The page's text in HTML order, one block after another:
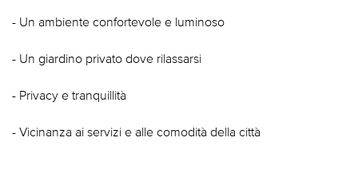
- Un ambiente confortevole e luminoso
- Un giardino privato dove rilassarsi
- Privacy e tranquillità
- Vicinanza ai servizi e alle comodità della città